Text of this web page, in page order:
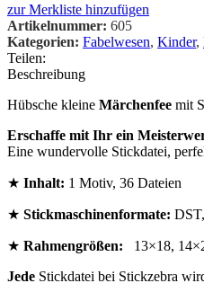
zur Merkliste hinzufügen
Artikelnummer: 605
Kategorien: Fabelwesen, Kinder,
Teilen:
Beschreibung
Hübsche kleine Märchenfee mit
Erschaffe mit Ihr ein
Eine wundervolle Stickdatei,
★ Inhalt: 1 Motiv, 36 Dateien
★ Stickmaschinenformate:
★ Rahmengrößen: 13×18,
Jede Stickdatei bei Stickzebra